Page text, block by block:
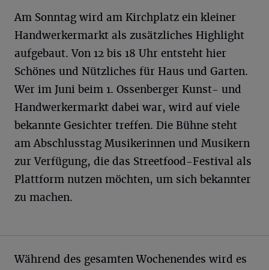
Am Sonntag wird am Kirchplatz ein kleiner
Handwerkermarkt als zusätzliches Highlight
aufgebaut. Von 12 bis 18 Uhr entsteht hier
Schönes und Nützliches für Haus und Garten.
Wer im Juni beim 1. Ossenberger Kunst- und
Handwerkermarkt dabei war, wird auf viele
bekannte Gesichter treffen. Die Bühne steht
am Abschlusstag Musikerinnen und Musikern
zur Verfügung, die das Streetfood-Festival als
Plattform nutzen möchten, um sich bekannter
zu machen.
Während des gesamten Wochenendes wird es